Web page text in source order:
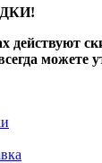
действуют
можете